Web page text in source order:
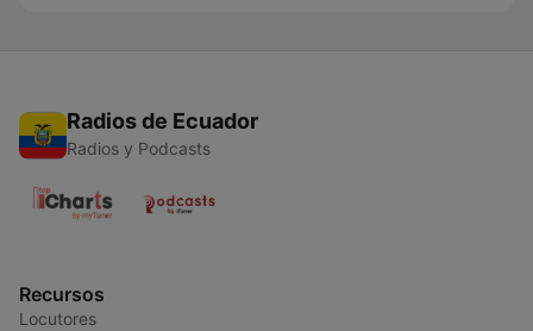
Radios de Ecuador
Radios y Podcasts
Recursos
Locutores